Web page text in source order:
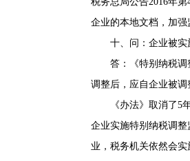
企业的本地文档，加强
十、问：企业被实施
答：《特别纳税调整
调整后，应自企业被调
《办法》取消了5年
企业实施特别纳税调
业，税务机关依然会实